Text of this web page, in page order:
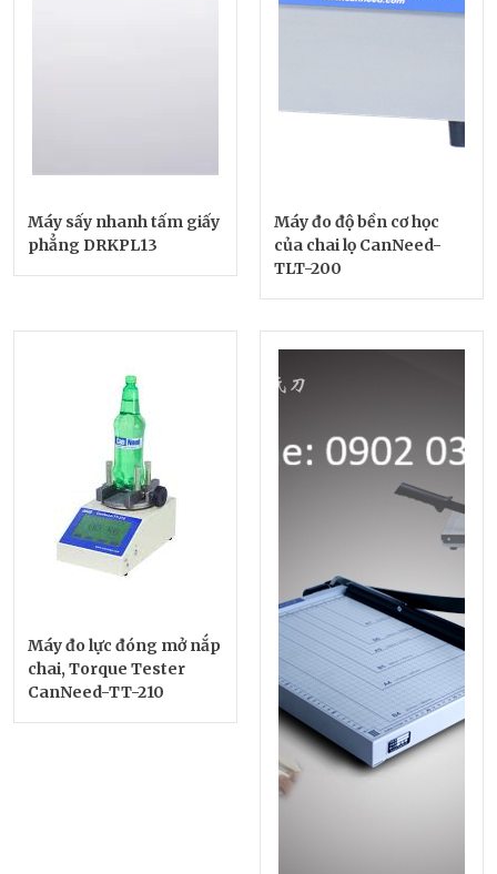
Máy sấy nhanh tấm giấy
phẳng DRKPL13
Máy đo độ bền cơ học
của chai lọ CanNeed-
TLT-200
Máy đo lực đóng mở nắp
chai, Torque Tester
CanNeed-TT-210